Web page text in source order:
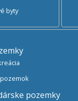
4 a viac izbové byty
pozemky